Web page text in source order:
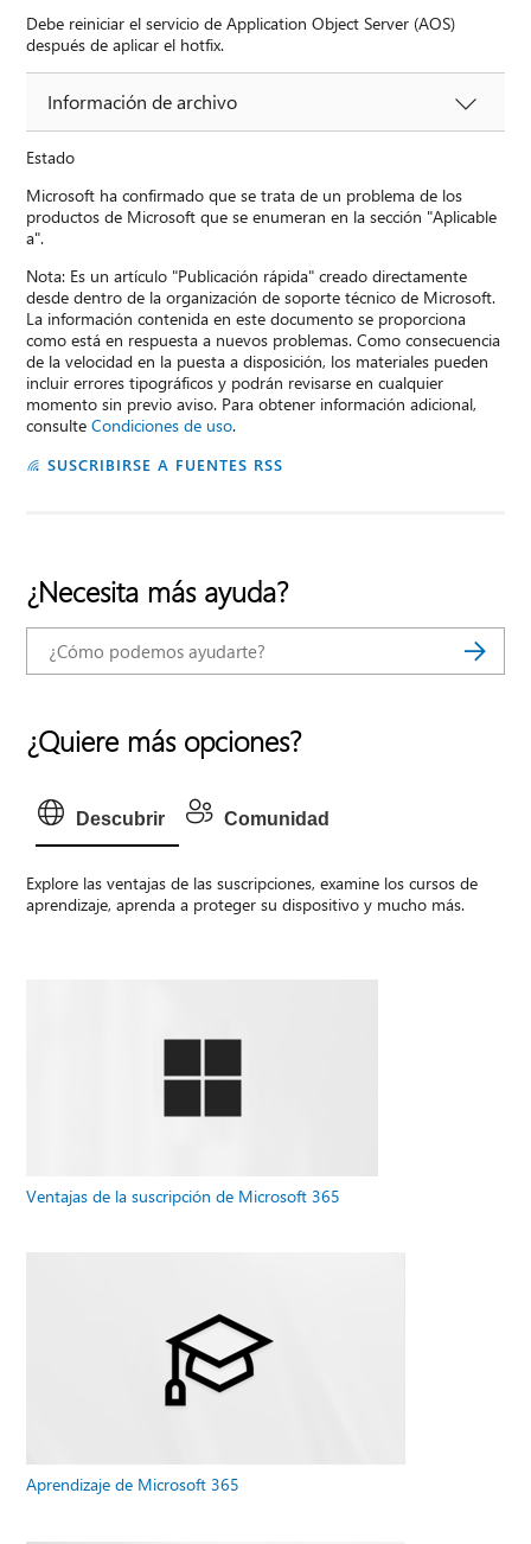
Debe reiniciar el servicio de Application Object Server (AOS)
después de aplicar el hotfix.
Información de archivo
Estado
Microsoft ha confirmado que se trata de un problema de los
productos de Microsoft que se enumeran en la sección "Aplicable
a".
Nota: Es un artículo "Publicación rápida" creado directamente
desde dentro de la organización de soporte técnico de Microsoft.
La información contenida en este documento se proporciona
como está en respuesta a nuevos problemas. Como consecuencia
de la velocidad en la puesta a disposición, los materiales pueden
incluir errores tipográficos y podrán revisarse en cualquier
momento sin previo aviso. Para obtener información adicional,
consulteCondiciones de uso.
SUSCRIBIRSE A FUENTES RSS
¿Necesita más ayuda?
¿Quiere más opciones?
Descubrir Comunidad
Explore las ventajas de las suscripciones, examine los cursos de
aprendizaje, aprenda a proteger su dispositivo y mucho más.
Ventajas de la suscripción de Microsoft 365
Aprendizaje de Microsoft 365